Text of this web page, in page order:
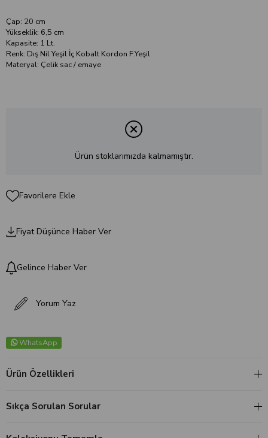
Çap: 20 cm
Yükseklik: 6,5 cm
Kapasite: 1 Lt.
Renk: Dış Nil Yeşil İç Kobalt Kordon F.Yeşil
Materyal: Çelik sac / emaye
Ürün stoklarımızda kalmamıştır.
Favorilere Ekle
Fiyat Düşünce Haber Ver
Gelince Haber Ver
Yorum Yaz
WhatsApp
Ürün Özellikleri
Sıkça Sorulan Sorular